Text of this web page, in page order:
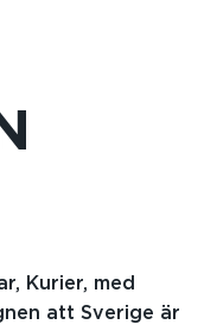
Kurier, med
att Sverige är